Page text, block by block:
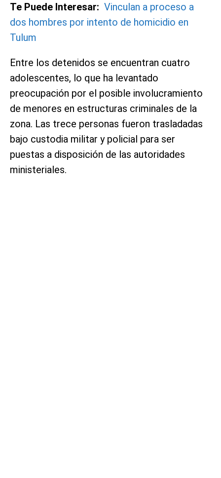
Te Puede Interesar: Vinculan a proceso a
dos hombres por intento de homicidio en
Tulum
Entre los detenidos se encuentran cuatro
adolescentes, lo que ha levantado
preocupación por el posible involucramiento
de menores en estructuras criminales de la
zona. Las trece personas fueron trasladadas
bajo custodia militar y policial para ser
puestas a disposición de las autoridades
ministeriales.